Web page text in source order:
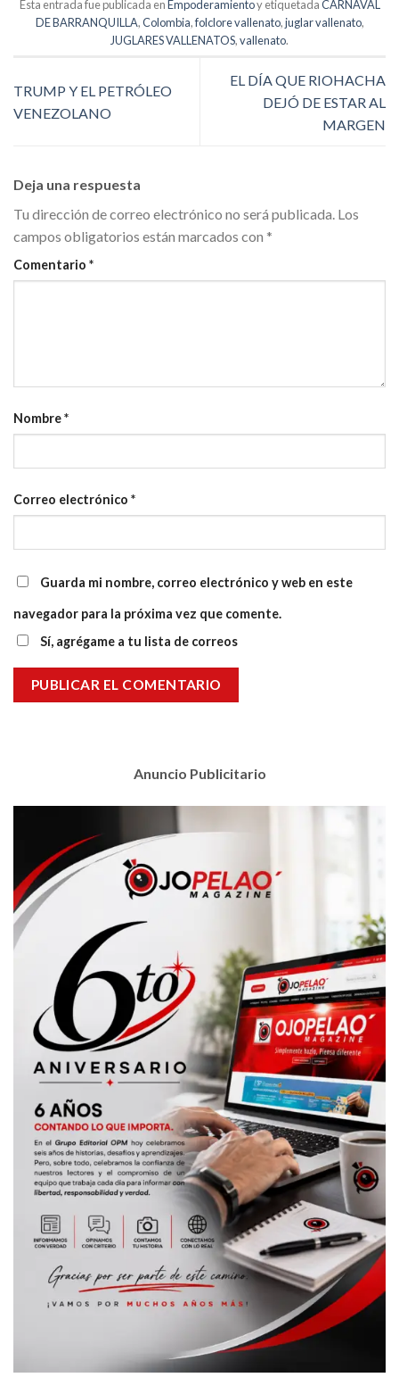
Esta entrada fue publicada en Empoderamientoy etiquetadaCARNAVAL
DE BARRANQUILLA,Colombia,folclore vallenato,juglar vallenato,
JUGLARES VALLENATOS,vallenato.
TRUMP Y EL PETRÓLEO
VENEZOLANO
EL DÍA QUE RIOHACHA
DEJÓ DE ESTAR AL
MARGEN
Deja una respuesta
Tu dirección de correo electrónico no será publicada. Los
campos obligatorios están marcados con *
Comentario *
Nombre*
Correo electrónico *
Guarda mi nombre, correo electrónico y web en este
navegador para la próxima vez que comente.
Sí, agrégame a tu lista de correos
Anuncio Publicitario